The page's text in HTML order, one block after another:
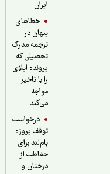
خطاهای
پنهان در
ترجمه مدرک
تحصیلی که
پرونده اپلای
را با تاخیر
درخواست
توقف پروژه
بام‌لند برای
حفاظت از
درختان و